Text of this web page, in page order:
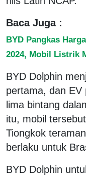
Baca Juga :
BYD Pangkas
2024, Mobil Listrik
BYD Dolphin
pertama, dan EV
lima bintang
itu, mobil
Tiongkok
berlaku untuk
BYD Dolphin